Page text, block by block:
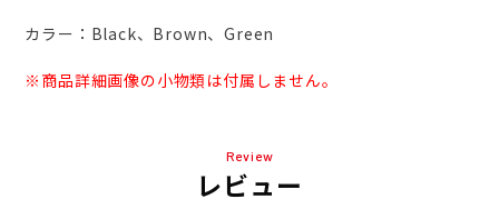
カラー：Black、Brown、Green
※商品詳細画像の小物類は付属しません。
Review
レビュー